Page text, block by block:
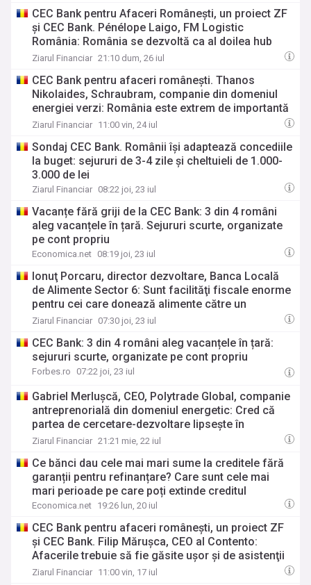
înseamnă în primul rând reutilizare
CEC Bank pentru Afaceri Româneşti, un proiect ZF
şi CEC Bank. Pénélope Laigo, FM Logistic
România: România se dezvoltă ca al doilea hub
logistic al Europei, complementar Poloniei. Ţinta
Ziarul Financiar 21:10 dum, 26 iul
CEC Bank pentru afaceri româneşti. Thanos
Nikolaides, Schraubram, companie din domeniul
energiei verzi: România este extrem de importantă
pentru noi, este o piaţă în creştere şi va fi în
Ziarul Financiar 11:00 vin, 24 iul
Sondaj CEC Bank. Românii îşi adaptează concediile
la buget: sejururi de 3-4 zile şi cheltuieli de 1.000-
3.000 de lei
Ziarul Financiar 08:22 joi, 23 iul
Vacanțe fără griji de la CEC Bank: 3 din 4 români
aleg vacanțele în țară. Sejururi scurte, organizate
pe cont propriu
Economica.net 08:19 joi, 23 iul
Ionuţ Porcaru, director dezvoltare, Banca Locală
de Alimente Sector 6: Sunt facilităţi fiscale enorme
pentru cei care donează alimente către un
receptor, aşa cum suntem noi. De la 20 de
hub, nu suntem doar o cămară
Ziarul Financiar 07:30 joi, 23 iul
CEC Bank: 3 din 4 români aleg vacanțele în țară:
sejururi scurte, organizate pe cont propriu
Forbes.ro 07:22 joi, 23 iul
Gabriel Merluşcă, CEO, Polytrade Global, companie
antreprenorială din domeniul energetic: Cred că
partea de cercetare-dezvoltare lipseşte în
România, în timp ce în majoritatea statelor
segment. Ne dorim să scriem o poveste
românească de succes
Ziarul Financiar 21:21 mie, 22 iul
Ce bănci dau cele mai mari sume la creditele fără
garanții pentru refinanțare? Care sunt cele mai
mari perioade pe care poți extinde creditul
Economica.net 19:26 lun, 20 iul
CEC Bank pentru afaceri româneşti, un proiect ZF
şi CEC Bank. Filip Măruşca, CEO al Contento:
Afacerile trebuie să fie găsite uşor şi de asistenţii
AI, nu doar pe Google. Ţintim Germania şi Elveţia
Ziarul Financiar 11:00 vin, 17 iul